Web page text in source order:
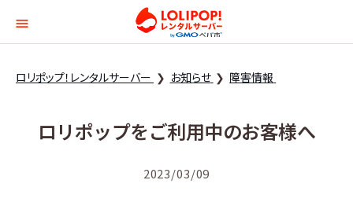
ロリポップ！レンタル
ロリポップ！レンタルサーバー お知らせ 障害情報
ロリポップをご利用中のお客様へ
2023/03/09